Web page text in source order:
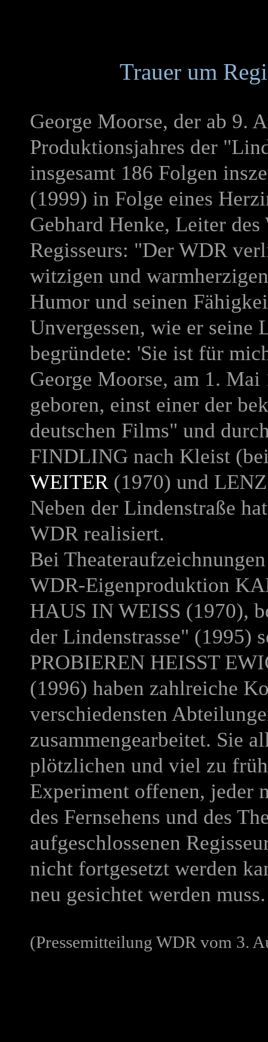
Trauer um
George Moorse, der ab 9.
Produktionsjahres der
insgesamt 186 Folgen
(1999) in Folge eines
Gebhard Henke, Leiter
Regisseurs: "Der WDR
witzigen und
Humor und seinen
Unvergessen, wie er seine
begründete: 'Sie ist für
George Moorse, am 1.
geboren, einst einer der
deutschen Films" und
FINDLING nach Kleist
WEITER(1970) und LENZ
Neben der Lindenstraße
WDR realisiert.
Bei
WDR-Eigenproduktion
HAUS IN WEISS
(1970),
der Lindenstrasse" (1995)
PROBIEREN HEISST
(1996) haben zahlreiche
verschiedensten
zusammengearbeitet. Sie
plötzlichen und viel zu
Experiment offenen, jeder
des Fernsehens und des
aufgeschlossenen
nicht fortgesetzt werden
neu gesichtet werden
(Pressemitteilung WDR vom 3.